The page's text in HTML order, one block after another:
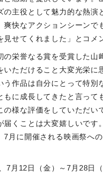
の主役として魅力的な熱演
爽快なアクションシーンで
せてくれました」とコメ
の栄誉なる賞を受賞した山
いただけること大変光栄に
う作品は自分にとって特別
もに成長してきたと言って
の様な評価をしていただい
届くことは大変嬉しいです
7 月に開催される映画祭へ
7 月 12日（金）～7 月 28日